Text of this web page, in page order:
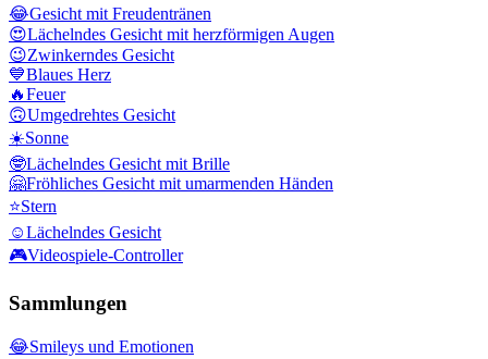
😂Gesicht mit Freudentränen
😍Lächelndes Gesicht mit herzförmigen Augen
😉Zwinkerndes Gesicht
💙Blaues Herz
🔥Feuer
🙃Umgedrehtes Gesicht
☀️Sonne
🤓Lächelndes Gesicht mit Brille
🤗Fröhliches Gesicht mit umarmenden Händen
⭐Stern
☺️Lächelndes Gesicht
🎮Videospiele-Controller
Sammlungen
😂Smileys und Emotionen